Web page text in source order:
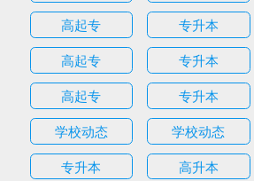
高起专
专升本
高起专
专升本
高起专
专升本
学校动态
学校动态
专升本
高升本